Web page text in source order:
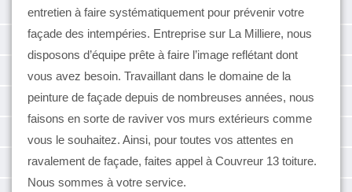
entretien à faire systématiquement pour prévenir votre
façade des intempéries. Entreprise sur La Milliere, nous
disposons d’équipe prête à faire l’image reflétant dont
vous avez besoin. Travaillant dans le domaine de la
peinture de façade depuis de nombreuses années, nous
faisons en sorte de raviver vos murs extérieurs comme
vous le souhaitez. Ainsi, pour toutes vos attentes en
ravalement de façade, faites appel à Couvreur 13 toiture.
Nous sommes à votre service.